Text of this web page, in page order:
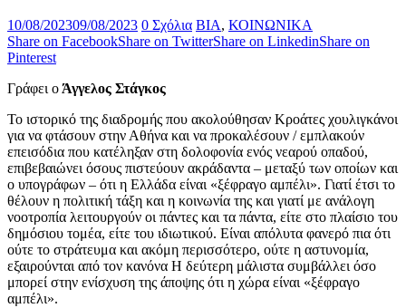
10/08/202309/08/2023 0 Σχόλια ΒΙΑ, ΚΟΙΝΩΝΙΚΑ
Share on FacebookShare on TwitterShare on LinkedinShare on
Pinterest
Γράφει οΆγγελος Στάγκος
Το ιστορικό της διαδρομής που ακολούθησαν Κροάτες χουλιγκάνοι
για να φτάσουν στην Αθήνα και να προκαλέσουν / εμπλακούν
επεισόδια που κατέληξαν στη δολοφονία ενός νεαρού οπαδού,
επιβεβαιώνει όσους πιστεύουν ακράδαντα – μεταξύ των οποίων και
ο υπογράφων – ότι η Ελλάδα είναι «ξέφραγο αμπέλι». Γιατί έτσι το
θέλουν η πολιτική τάξη και η κοινωνία της και γιατί με ανάλογη
νοοτροπία λειτουργούν οι πάντες και τα πάντα, είτε στο πλαίσιο του
δημόσιου τομέα, είτε του ιδιωτικού. Είναι απόλυτα φανερό πια ότι
ούτε το στράτευμα και ακόμη περισσότερο, ούτε η αστυνομία,
εξαιρούνται από τον κανόνα Η δεύτερη μάλιστα συμβάλλει όσο
μπορεί στην ενίσχυση της άποψης ότι η χώρα είναι «ξέφραγο
αμπέλι».